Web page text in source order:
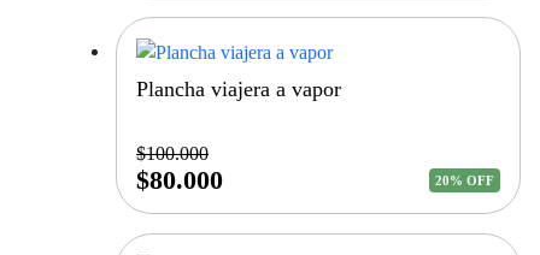
Plancha viajera a vapor
$100.000
$80.000 20% OFF